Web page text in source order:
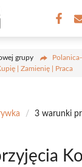
grupy
| Zamienię | Praca
/
3 warunki